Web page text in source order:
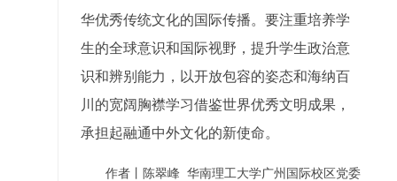
华优秀传统文化的国际传播。要注重培养学
生的全球意识和国际视野，提升学生政治意
识和辨别能力，以开放包容的姿态和海纳百
川的宽阔胸襟学习借鉴世界优秀文明成果，
承担起融通中外文化的新使命。
作者丨 陈翠峰 华南理工大学广州国际校区党委